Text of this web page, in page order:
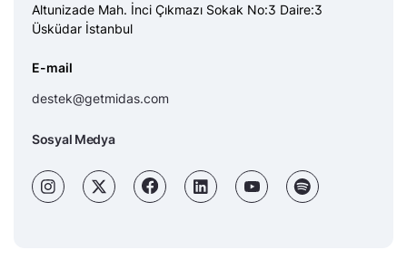
Altunizade Mah. İnci Çıkmazı Sokak No:3 Daire:3
Üsküdar İstanbul
E-mail
destek@getmidas.com
Sosyal Medya